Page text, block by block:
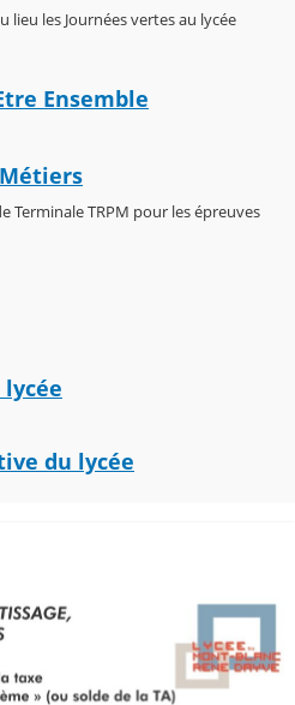
lieu les Journées vertes au lycée
Ensemble
Terminale TRPM pour les épreuves
du lycée